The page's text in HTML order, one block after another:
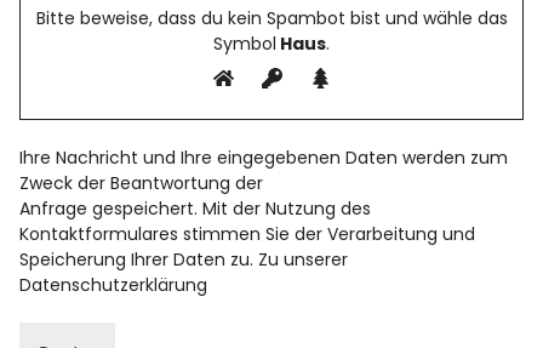
Bitte beweise, dass du kein Spambot bist und wähle das
Symbol Haus.
Ihre Nachricht und Ihre eingegebenen Daten werden zum
Zweck der Beantwortung der
Anfrage gespeichert. Mit der Nutzung des
Kontaktformulares stimmen Sie der Verarbeitung und
Speicherung Ihrer Daten zu. Zu unserer
Datenschutzerklärung